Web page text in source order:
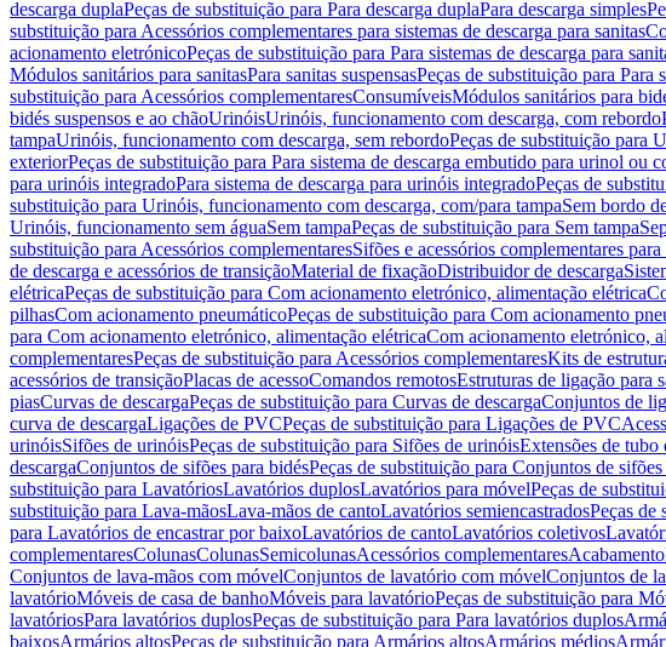
descarga duplaPeças de substituição para Para descarga duplaPara descarga simples
substituição para Acessórios complementares para sistemas de descarga para sanitas
acionamento eletrónicoPeças de substituição para Para sistemas de descarga para
Módulos sanitários para sanitasPara sanitas suspensasPeças de substituição para Para
substituição para Acessórios complementaresConsumíveisMódulos sanitários para
bidés suspensos e ao chãoUrinóisUrinóis, funcionamento com descarga, com rebordo
tampaUrinóis, funcionamento com descarga, sem rebordoPeças de substituição para
exteriorPeças de substituição para Para sistema de descarga embutido para urinol ou
para urinóis integradoPara sistema de descarga para urinóis integradoPeças de
substituição para Urinóis, funcionamento com descarga, com/para tampaSem bordo
Urinóis, funcionamento sem águaSem tampaPeças de substituição para Sem tampa
substituição para Acessórios complementaresSifões e acessórios complementares para
de descarga e acessórios de transiçãoMaterial de fixaçãoDistribuidor de descarga
elétricaPeças de substituição para Com acionamento eletrónico, alimentação elétrica
pilhasCom acionamento pneumáticoPeças de substituição para Com acionamento
para Com acionamento eletrónico, alimentação elétricaCom acionamento eletrónico,
complementaresPeças de substituição para Acessórios complementaresKits de
acessórios de transiçãoPlacas de acessoComandos remotosEstruturas de ligação para
piasCurvas de descargaPeças de substituição para Curvas de descargaConjuntos de
curva de descargaLigações de PVCPeças de substituição para Ligações de PVC
urinóisSifões de urinóisPeças de substituição para Sifões de urinóisExtensões de tubo
descargaConjuntos de sifões para bidésPeças de substituição para Conjuntos de
substituição para LavatóriosLavatórios duplosLavatórios para móvelPeças de
substituição para Lava-mãosLava-mãos de cantoLavatórios semiencastradosPeças de
para Lavatórios de encastrar por baixoLavatórios de cantoLavatórios coletivos
complementaresColunasColunasSemicolunasAcessórios complementaresAcabamento
Conjuntos de lava-mãos com móvelConjuntos de lavatório com móvelConjuntos de
lavatórioMóveis de casa de banhoMóveis para lavatórioPeças de substituição para
lavatóriosPara lavatórios duplosPeças de substituição para Para lavatórios duplos
baixosArmários altosPeças de substituição para Armários altosArmários médios